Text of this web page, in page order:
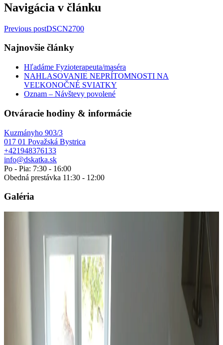
Navigácia v článku
Previous postDSCN2700
Najnovšie články
Hľadáme Fyzioterapeuta/maséra
NAHLASOVANIE NEPRÍTOMNOSTI NA
VEĽKONOČNÉ SVIATKY
Oznam – Návštevy povolené
Otváracie hodiny & informácie
Kuzmányho 903/3
017 01 Považská Bystrica
+421948376133
info@dskatka.sk
Po - Pia: 7:30 - 16:00
Obedná prestávka 11:30 - 12:00
Galéria